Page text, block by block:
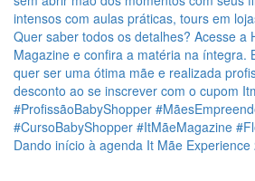
Dando início à agenda It Mãe Experience